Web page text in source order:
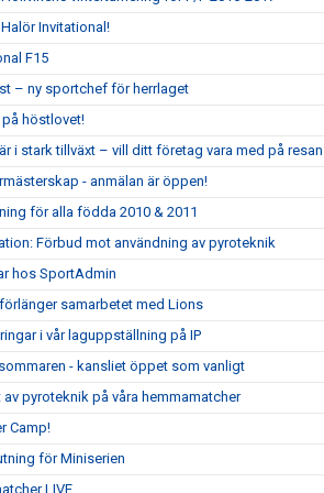
Invitational!
F15
– ny sportchef för herrlaget
höstlovet!
i stark tillväxt – vill ditt företag vara med på
- anmälan är öppen!
för alla födda 2010 & 2011
Förbud mot användning av pyroteknik
hos SportAdmin
samarbetet med Lions
i vår laguppställning på IP
- kansliet öppet som vanligt
pyroteknik på våra hemmamatcher
Camp!
för Miniserien
LIVE